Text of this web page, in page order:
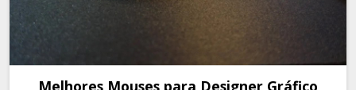
Melhores Mouses para Designer Gráfico